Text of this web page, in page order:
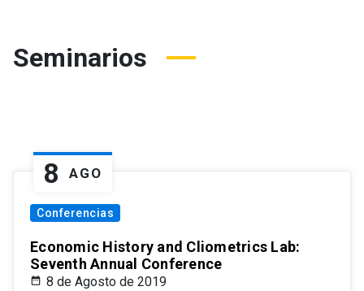
Seminarios
8 AGO
Conferencias
Economic History and Cliometrics Lab:
Seventh Annual Conference
8 de Agosto de 2019